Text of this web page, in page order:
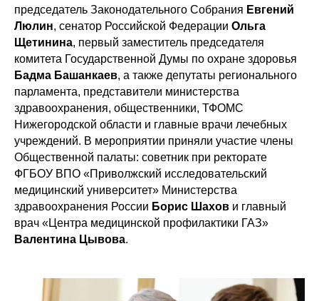
председатель Законодательного Собрания Евгений
Люлин, сенатор Российской Федерации Ольга
Щетинина, первый заместитель председателя
комитета Государственной Думы по охране здоровья
Бадма Башанкаев, а также депутаты регионального
парламента, представители министерства
здравоохранения, общественники, ТФОМС
Нижегородской области и главные врачи лечебных
учреждений. В мероприятии приняли участие члены
Общественной палаты: советник при ректорате
ФГБОУ ВПО «Приволжский исследовательский
медицинский университет» Министерства
здравоохранения России Борис Шахов и главный
врач «Центра медицинской профилактики ГАЗ»
Валентина Цывова.